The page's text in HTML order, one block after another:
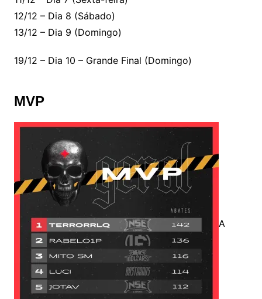
12/12 – Dia 8 (Sábado)
13/12 – Dia 9 (Domingo)
19/12 – Dia 10 – Grande Final (Domingo)
MVP
A